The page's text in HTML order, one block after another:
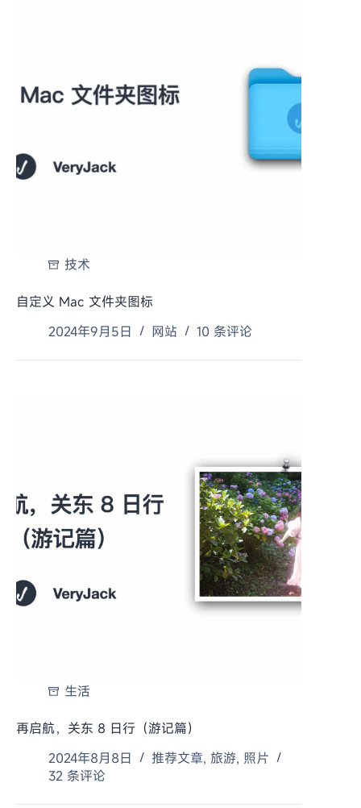
技术
自定义 Mac 文件夹图标
2024年9月5日
网站 10 条评论
生活
再启航，关东 8 日行（游记篇）
2024年8月8日
推荐文章, 旅游, 照片
32 条评论